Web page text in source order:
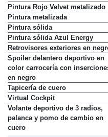
Pedales de aluminio
Pintura Rojo Velvet metalizado
Pintura metalizada
Pintura sólida
Pintura sólida Azul Energy
Retrovisores exteriores en negro
Spoiler delantero deportivo en
color carrocería con inserciones
en negro
Tapicería de cuero
Virtual Cockpit
Volante deportivo de 3 radios,
palanca y pomo de cambio en